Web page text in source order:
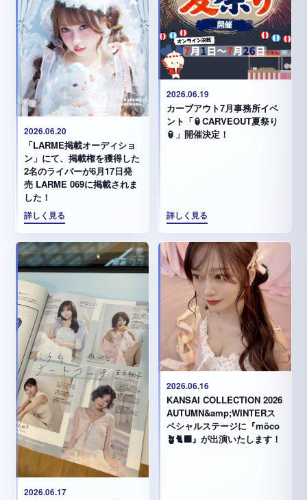
2026.06.20
「LARME掲載オーディショ
ン」にて、掲載権を獲得した
2名のライバーが6月17日発
売 LARME 069に掲載されま
した！
詳しく見る
2026.06.19
カーブアウト7月事務所イベ
ント「🏮CARVEOUT夏祭り
🏮」開催決定！
詳しく見る
2026.06.17
2026.06.16
KANSAI COLLECTION 2026
AUTUMN&amp;WINTERス
ペシャルステージに『möco
🪴🐈‍⬛』が出演いたします！